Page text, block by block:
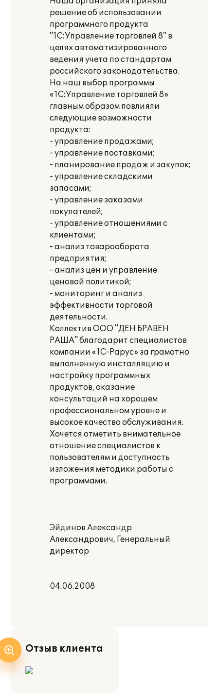
решение об использовании
программного продукта
"1С:Управление торговлей 8" в
целях автоматизированного
ведения учета по стандартам
российского законодательства.
На наш выбор программы
«1С:Управление торговлей 8»
главным образом повлияли
следующие возможности
продукта:
- управление продажами;
- управление поставками;
- планирование продаж и закупок;
- управление складскими
запасами;
- управление заказами
покупателей;
- управление отношениями с
клиентами;
- анализ товарооборота
предприятия;
- анализ цен и управление
ценовой политикой;
- мониторинг и анализ
эффективности торговой
деятельности.
Коллектив ООО "ДЕН БРАВЕН
РАША" благодарит специалистов
компании «1С-Рарус» за грамотно
выполненную инсталляцию и
настройку программных
продуктов, оказание
консультаций на хорошем
профессиональном уровне и
высокое качество обслуживания.
Хочется отметить внимательное
отношение специалистов к
пользователям и доступность
изложения методики работы с
программами.
Эйдинов Александр
Александрович, Генеральный
директор
04.06.2008
Отзыв клиента